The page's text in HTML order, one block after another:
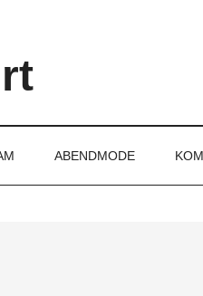
ABENDMODE